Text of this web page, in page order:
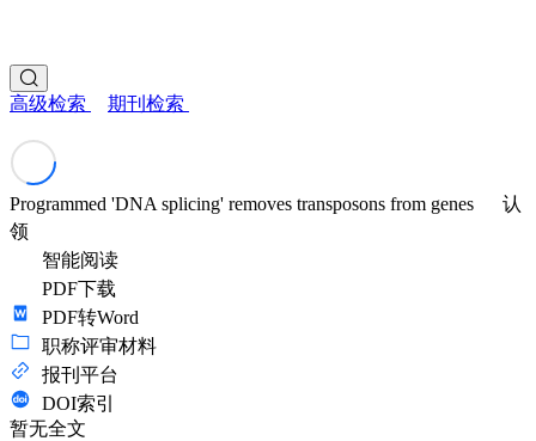
高级检索 期刊检索
Programmed 'DNA splicing' removes transposons from genes
认
领
智能阅读
PDF下载
PDF转Word
职称评审材料
报刊平台
DOI索引
暂无全文